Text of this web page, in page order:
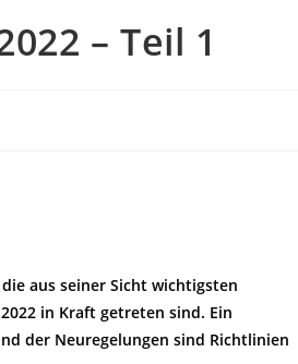
– Teil 1
aus seiner Sicht wichtigsten
in Kraft getreten sind. Ein
der Neuregelungen sind Richtlinien